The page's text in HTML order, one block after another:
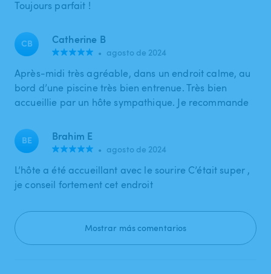
Toujours parfait !
CB Catherine B
• agosto de 2024
Après-midi très agréable, dans un endroit calme, au
bord d’une piscine très bien entrenue. Très bien
accueillie par un hôte sympathique. Je recommande
BE Brahim E
• agosto de 2024
L’hôte a été accueillant avec le sourire C’était super ,
je conseil fortement cet endroit
Mostrar más comentarios